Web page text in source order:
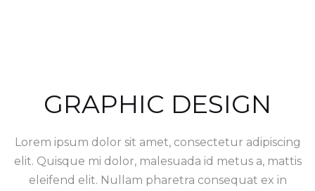
GRAPHIC DESIGN
Lorem ipsum dolor sit amet, consectetur adipiscing
elit. Quisque mi dolor, malesuada id metus a, mattis
eleifend elit. Nullam pharetra consequat ex in